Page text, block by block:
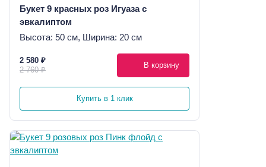
Букет 9 красных роз Игуаза с
эвкалиптом
Высота: 50 см, Ширина: 20 см
2 580 ₽
2 760 ₽
В корзину
Купить в 1 клик